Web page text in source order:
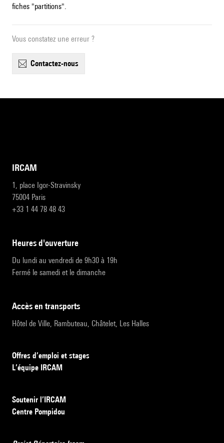
fiches "partitions".
Vous constatez une erreur ?
contactez-nous
IRCAM
1, place Igor-Stravinsky
75004 Paris
+33 1 44 78 48 43
heures d'ouverture
Du lundi au vendredi de 9h30 à 19h
Fermé le samedi et le dimanche
accès en transports
Hôtel de Ville, Rambuteau, Châtelet, Les Halles
Offres d’emploi et stages
L’équipe IRCAM
Soutenir l’IRCAM
Centre Pompidou